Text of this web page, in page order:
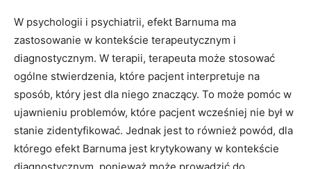
W psychologii i psychiatrii, efekt Barnuma ma
zastosowanie w kontekście terapeutycznym i
diagnostycznym. W terapii, terapeuta może stosować
ogólne stwierdzenia, które pacjent interpretuje na
sposób, który jest dla niego znaczący. To może pomóc w
ujawnieniu problemów, które pacjent wcześniej nie był w
stanie zidentyfikować. Jednak jest to również powód, dla
którego efekt Barnuma jest krytykowany w kontekście